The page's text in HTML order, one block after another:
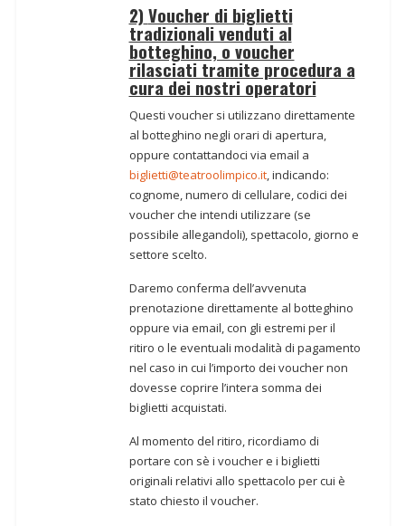
2) Voucher di biglietti
tradizionali venduti al
botteghino, o voucher
rilasciati tramite procedura a
cura dei nostri operatori
Questi voucher si utilizzano direttamente
al botteghino negli orari di apertura,
oppure contattandoci via email a
biglietti@teatroolimpico.it, indicando:
cognome, numero di cellulare, codici dei
voucher che intendi utilizzare (se
possibile allegandoli), spettacolo, giorno e
settore scelto.
Daremo conferma dell’avvenuta
prenotazione direttamente al botteghino
oppure via email, con gli estremi per il
ritiro o le eventuali modalità di pagamento
nel caso in cui l’importo dei voucher non
dovesse coprire l’intera somma dei
biglietti acquistati.
Al momento del ritiro, ricordiamo di
portare con sè i voucher e i biglietti
originali relativi allo spettacolo per cui è
stato chiesto il voucher.